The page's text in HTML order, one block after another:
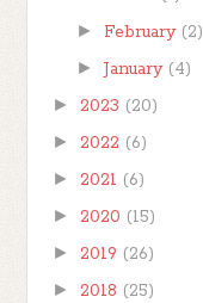
► February (2)
► January (4)
► 2023 (20)
► 2022 (6)
► 2021 (6)
► 2020 (15)
► 2019 (26)
► 2018 (25)